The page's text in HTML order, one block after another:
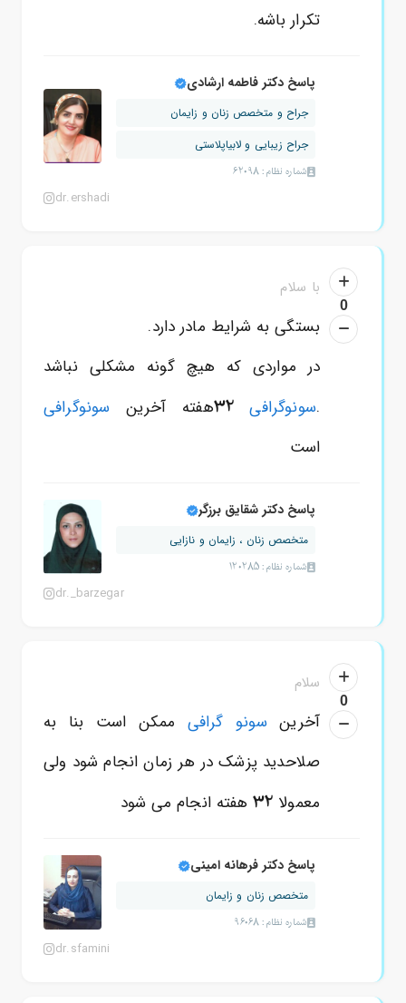
تکرار باشه.
پاسخ دکتر فاطمه ارشادی
جراح و متخصص زنان و زایمان
جراح زیبایی و لابیاپلاستی
شماره نظام: 62098
dr.ershadi
0
با سلام
بستگی به شرایط مادر دارد.
در مواردی که هیچ گونه مشکلی نباشد
.سونوگرافی 32هفته آخرین سونوگرافی
است
پاسخ دکتر شقایق برزگر
متخصص زنان ، زایمان و نازایی
شماره نظام: 120285
dr._barzegar
0
سلام
آخرین سونو گرافی ممکن است بنا به
صلاحدید پزشک در هر زمان انجام شود ولی
معمولا 32هفته انجام می شود
پاسخ دکتر فرهانه امینی
متخصص زنان و زایمان
شماره نظام: 96068
dr.sfamini